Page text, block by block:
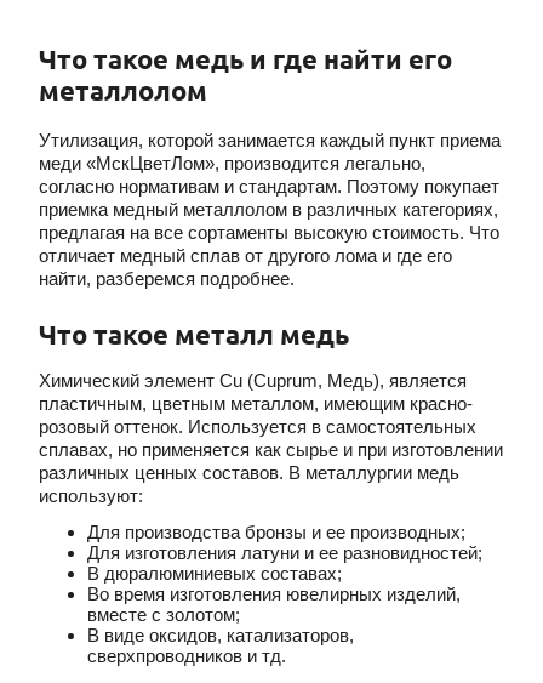
Что такое медь и где найти его
металлолом
Утилизация, которой занимается каждый пункт приема
меди «МскЦветЛом», производится легально,
согласно нормативам и стандартам. Поэтому покупает
приемка медный металлолом в различных категориях,
предлагая на все сортаменты высокую стоимость. Что
отличает медный сплав от другого лома и где его
найти, разберемся подробнее.
Что такое металл медь
Химический элемент Cu (Cuprum, Медь), является
пластичным, цветным металлом, имеющим красно-
розовый оттенок. Используется в самостоятельных
сплавах, но применяется как сырье и при изготовлении
различных ценных составов. В металлургии медь
используют:
Для производства бронзы и ее производных;
Для изготовления латуни и ее разновидностей;
В дюралюминиевых составах;
Во время изготовления ювелирных изделий,
вместе с золотом;
В виде оксидов, катализаторов,
сверхпроводников и тд.